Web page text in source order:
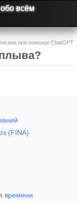
всём
при помощи ChatGPT
(FINA)
времени